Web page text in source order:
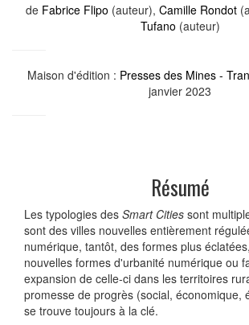
de Fabrice Flipo (auteur), Camille Rondot
Tufano (auteur)
Maison d'édition : Presses des Mines -
janvier 2023
Résumé
Les typologies des Smart Cities sont
sont des villes nouvelles entièrement
numérique, tantôt, des formes plus
nouvelles formes d'urbanité numérique ou
expansion de celle-ci dans les territoires
promesse de progrès (social, économique,
se trouve toujours à la clé.